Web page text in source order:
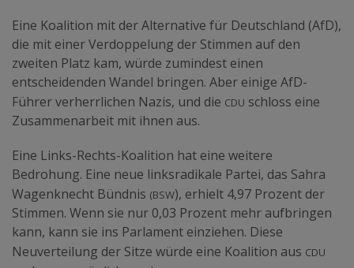
Eine Koalition mit der Alternative für Deutschland (AfD),
die mit einer Verdoppelung der Stimmen auf den
zweiten Platz kam, würde zumindest einen
entscheidenden Wandel bringen. Aber einige AfD-
Führer verherrlichen Nazis, und die cdu schloss eine
Zusammenarbeit mit ihnen aus.
Eine Links-Rechts-Koalition hat eine weitere
Bedrohung. Eine neue linksradikale Partei, das Sahra
Wagenknecht Bündnis (bsw), erhielt 4,97 Prozent der
Stimmen. Wenn sie nur 0,03 Prozent mehr aufbringen
kann, kann sie ins Parlament einziehen. Diese
Neuverteilung der Sitze würde eine Koalition aus cdu